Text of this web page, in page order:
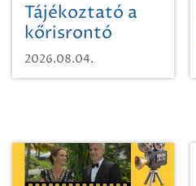
Tájékoztató a
kőrisrontó
karcsúdíszbogárról
2026.08.04.